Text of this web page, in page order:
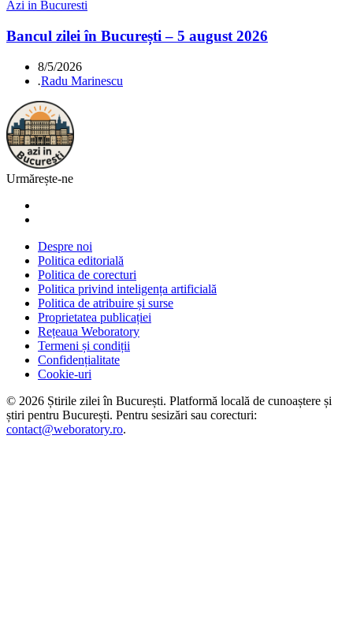
Azi in Bucuresti
Bancul zilei în București – 5 august 2026
8/5/2026
.Radu Marinescu
Urmărește-ne
Despre noi
Politica editorială
Politica de corecturi
Politica privind inteligența artificială
Politica de atribuire și surse
Proprietatea publicației
Rețeaua Weboratory
Termeni și condiții
Confidențialitate
Cookie-uri
© 2026 Știrile zilei în București. Platformă locală de cunoaștere și
știri pentru București. Pentru sesizări sau corecturi:
contact@weboratory.ro.